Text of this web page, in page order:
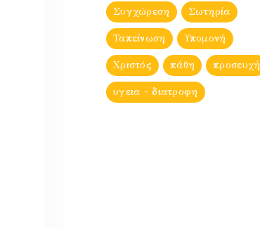
Συγχώρεση Σωτηρία
Ταπείνωση Υπομονή
Χριστός πάθη προσευχή
υγεια - διατροφη